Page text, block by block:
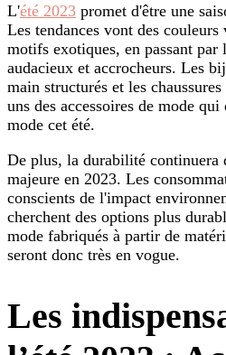
L'été 2023 promet d'être une
Les tendances vont des couleurs
motifs exotiques, en passant par
audacieux et accrocheurs. Les
main structurés et les
uns des accessoires de mode
mode cet été.
De plus, la durabilité continuera
majeure en 2023. Les
conscients de l'impact
cherchent des options plus
mode fabriqués à partir de
seront donc très en vogue.
Les